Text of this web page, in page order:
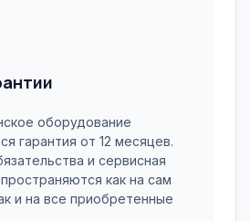
оборудование
гарантия от 12 месяцев.
и сервисная
как на сам
и на все приобретенные